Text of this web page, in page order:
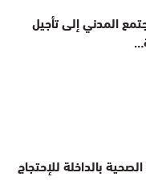
المدني إلى تأجيل
بالداخلة للإحتجاج